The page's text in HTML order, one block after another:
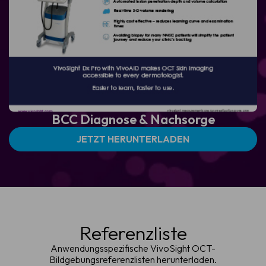
BCC Diagnose & Nachsorge
JETZT HERUNTERLADEN
Referenzliste
Anwendungsspezifische VivoSight OCT-
Bildgebungsreferenzlisten herunterladen.